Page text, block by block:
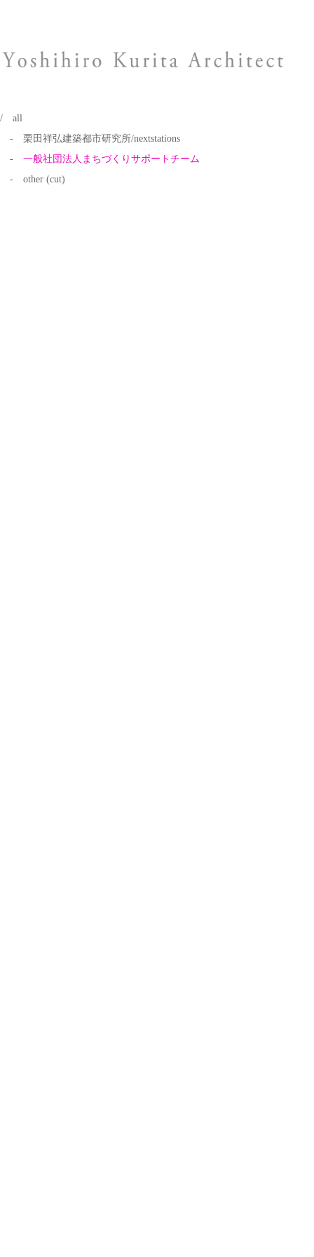
/ all
- 栗田祥弘建築都市研究所/nextstations
- 一般社団法人まちづくりサポートチーム
- other (cut)